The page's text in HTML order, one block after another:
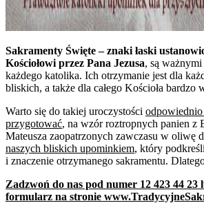
Sakramenty Święte – znaki łaski
Kościołowi przez Pana Jezusa, są
każdego katolika. Ich otrzymanie jest dla
bliskich, a także dla całego Kościoła bardzo
Warto się do takiej uroczystości
przygotować, na wzór roztropnych panien z
Mateusza zaopatrzonych zawczasu w oliwę
naszych bliskich upominkiem, który
i znaczenie otrzymanego sakramentu.
Zadzwoń do nas pod numer 12 423 44 23
formularz na stronie